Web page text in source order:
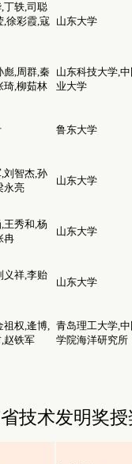
丁轶,司聪
,徐彩霞,寇
山东大学
彪,周群,秦
琦,柳茹林
山东科技大学,
业大学
鲁东大学
刘智杰,孙
永亮
山东大学
王秀和,杨
冉
山东大学
义祥,李贻
山东大学
祖权,逄博,
赵铁军
青岛理工大学,
学院海洋研究所
技术发明奖